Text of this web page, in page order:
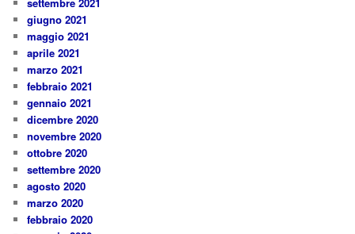
giugno 2021
maggio 2021
aprile 2021
marzo 2021
febbraio 2021
gennaio 2021
dicembre 2020
novembre 2020
ottobre 2020
settembre 2020
agosto 2020
marzo 2020
febbraio 2020